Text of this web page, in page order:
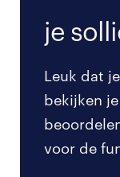
je
Leuk dat
bekijken
voor de